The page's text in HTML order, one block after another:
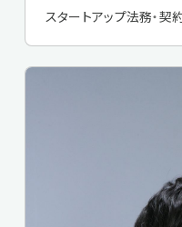
スタートアップ法務 契